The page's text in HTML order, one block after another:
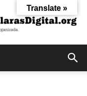
Translate »